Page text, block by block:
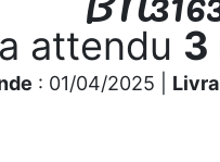
a attendu 3
: 01/04/2025 |